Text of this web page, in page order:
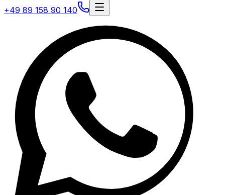
+49 89 158 90 140